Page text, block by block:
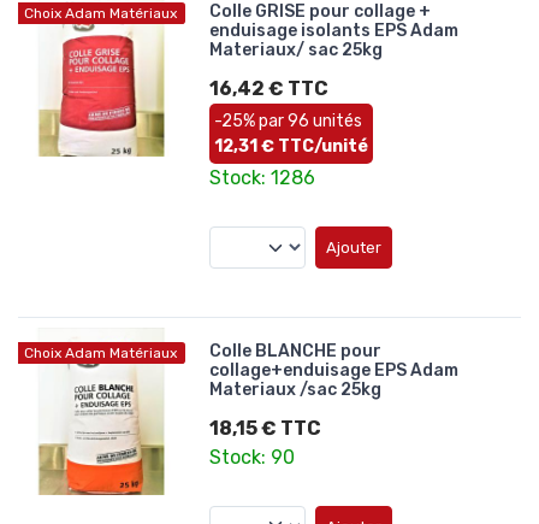
Choix Adam Matériaux
Colle GRISE pour collage +
enduisage isolants EPS Adam
Materiaux/ sac 25kg
16,42 € TTC
-25% par 96 unités
12,31 € TTC/unité
Stock: 1286
Ajouter
Choix Adam Matériaux
Colle BLANCHE pour
collage+enduisage EPS Adam
Materiaux /sac 25kg
18,15 € TTC
Stock: 90